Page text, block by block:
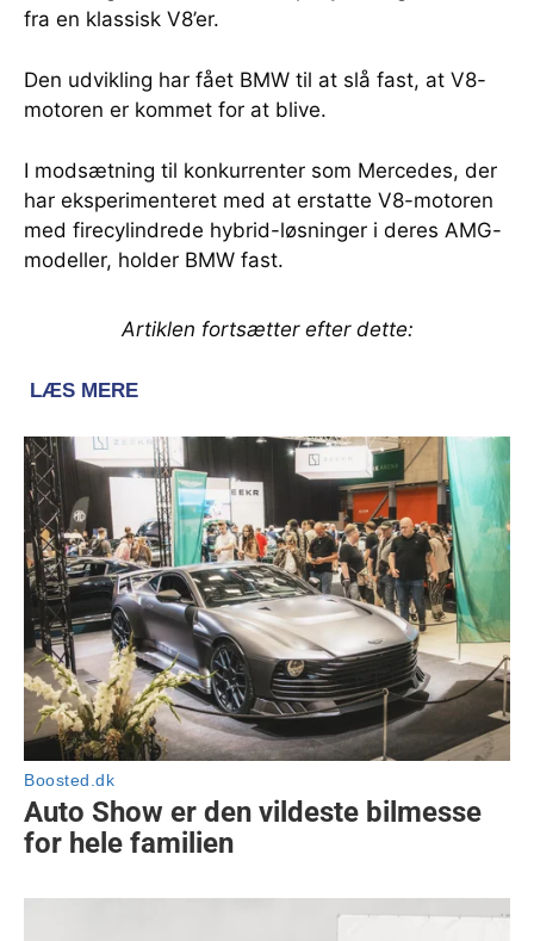
fra en klassisk V8’er.
Den udvikling har fået BMW til at slå fast, at V8-
motoren er kommet for at blive.
I modsætning til konkurrenter som Mercedes, der
har eksperimenteret med at erstatte V8-motoren
med firecylindrede hybrid-løsninger i deres AMG-
modeller, holder BMW fast.
Artiklen fortsætter efter dette: